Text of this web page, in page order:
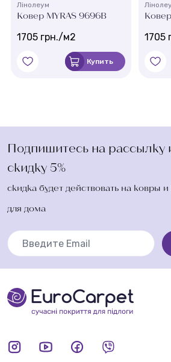
Лінолеум
Ковер MYRAS 9696B
1705 грн./м2
Купить
1705
Подпишитесь на рассылку
скидку 5%
скидка будет действовать на ковры
для дома